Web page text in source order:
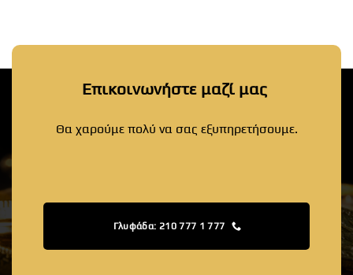
Επικοινωνήστε μαζί μας
Θα χαρούμε πολύ να σας εξυπηρετήσουμε.
Γλυφάδα: 210 777 1 777